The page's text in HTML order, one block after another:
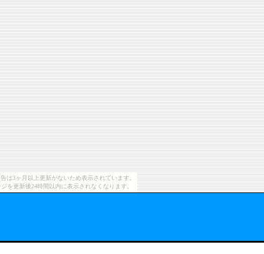
は3ヶ月以上更新がないため表示されています。
を更新後24時間以内に表示されなくなります。